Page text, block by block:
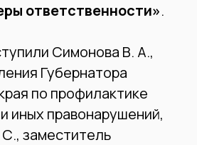
ответственности».
Симонова В. А.,
Губернатора
по профилактике
иных правонарушений,
заместитель